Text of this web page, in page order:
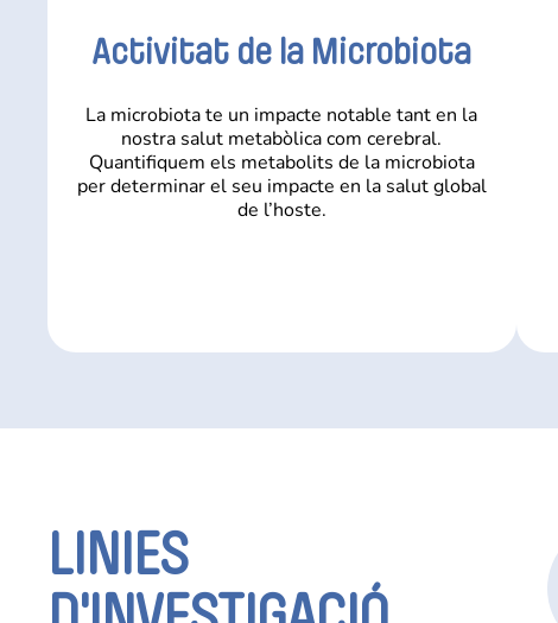
Activitat de la Microbiota
La microbiota te un impacte notable tant en la
nostra salut metabòlica com cerebral.
Quantifiquem els metabolits de la microbiota
per determinar el seu impacte en la salut global
de l’hoste.
LINIES